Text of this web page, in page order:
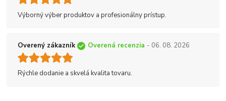
Výborný výber produktov a profesionálny prístup.
Overený zákazník Overená recenzia - 06. 08. 2026
Rýchle dodanie a skvelá kvalita tovaru.